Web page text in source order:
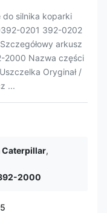
do silnika koparki
0201 392-0202
arkusz
2000 Nazwa części
Oryginał /
...
,
2000